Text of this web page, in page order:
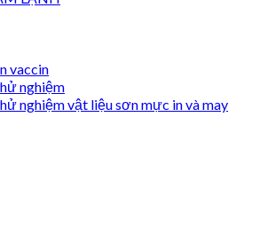
vaccin
nghiệm
nghiệm vật liệu sơn mực in và may